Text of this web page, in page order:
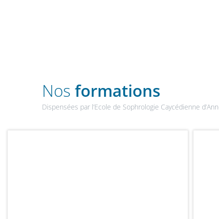
Nosformations
Dispensées par l’Ecole de Sophrologie Caycédienne